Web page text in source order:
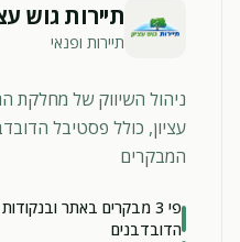
תיירות גוש
תיירות ופנאי
ניהול השיווק של מחלקת
המבקרים
פי 3 מבקרים באתר
הדובדבנים